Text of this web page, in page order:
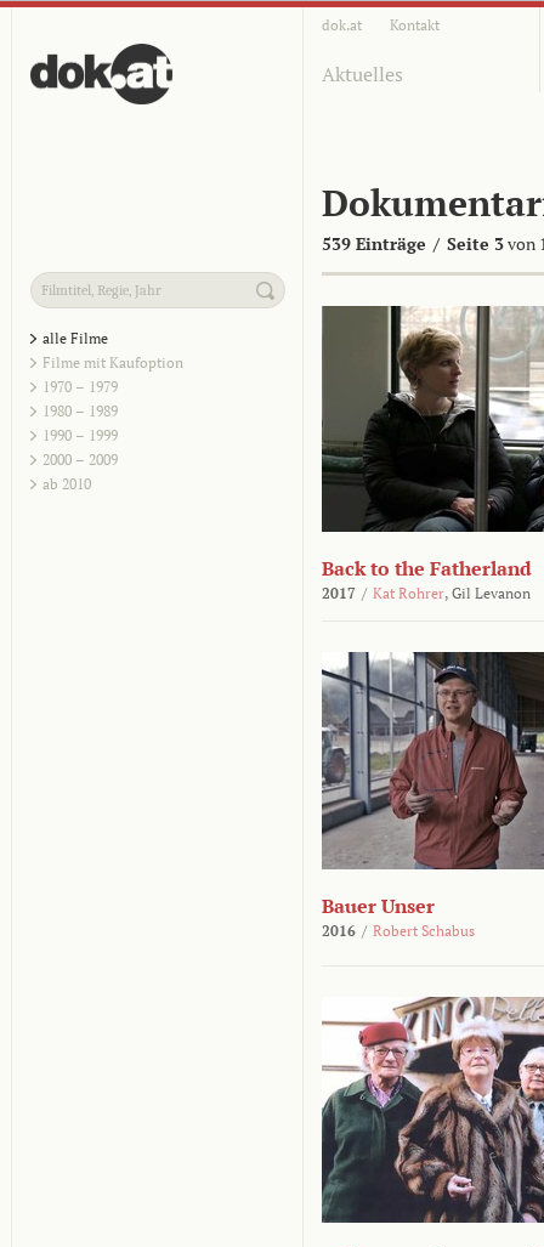
dok.at Kontakt
Aktuelles
539 Einträge / Seite 3von
alle Filme
Filme mit Kaufoption
1970 – 1979
1980 – 1989
1990 – 1999
2000 – 2009
ab 2010
Back to the Fatherland
2017 / Kat Rohrer, Gil Levanon
Bauer Unser
2016 / Robert Schabus